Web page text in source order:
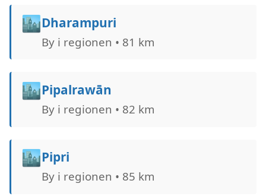
🏙️Dharampuri
By i regionen • 81 km
🏙️Pipalrawān
By i regionen • 82 km
🏙️Pipri
By i regionen • 85 km